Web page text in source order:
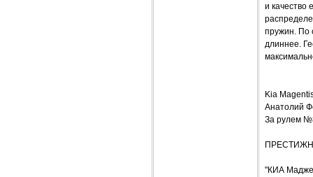
и качество
пружин. По
длиннее.
Kia
Анатолий
За рулем
"КИА